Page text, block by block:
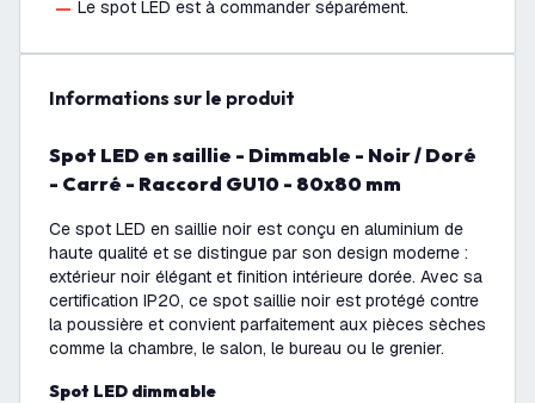
Le spot LED est à commander séparément.
Informations sur le produit
Spot LED en saillie - Dimmable - Noir / Doré
- Carré - Raccord GU10 - 80x80 mm
Ce spot LED en saillie noir est conçu en aluminium de
haute qualité et se distingue par son design moderne :
extérieur noir élégant et finition intérieure dorée. Avec sa
certification IP20, ce spot saillie noir est protégé contre
la poussière et convient parfaitement aux pièces sèches
comme la chambre, le salon, le bureau ou le grenier.
Spot LED dimmable